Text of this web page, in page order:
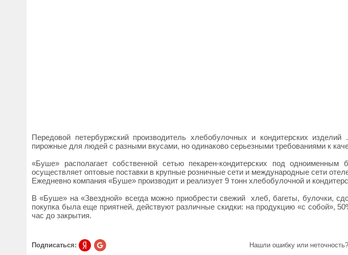
Передовой петербуржский производитель хлебобулочных и кондитерских
пирожные для людей с разными вкусами, но одинаково серьезными требованиями к
«Буше» располагает собственной сетью пекарен-кондитерских под
осуществляет оптовые поставки в крупные розничные сети и международные сети
Ежедневно компания «Буше» производит и реализует 9 тонн хлебобулочной и
В «Буше» на «Звездной» всегда можно приобрести свежий хлеб, багеты, булочки,
покупка была еще приятней, действуют различные скидки: на продукцию «с собой»,
час до закрытия.
Подписаться: Нашли ошибку или